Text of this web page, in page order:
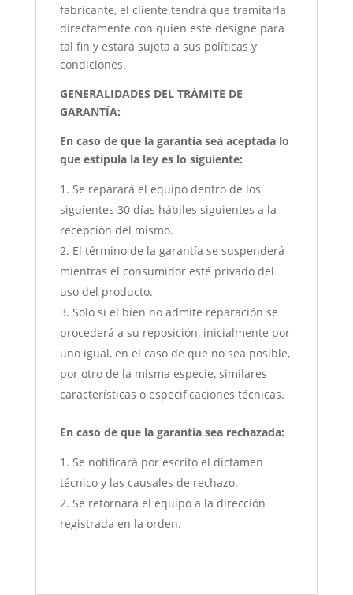
fabricante, el cliente tendrá que tramitarla
directamente con quien este designe para
tal fin y estará sujeta a sus políticas y
condiciones.
GENERALIDADES DEL TRÁMITE DE
GARANTÍA:
En caso de que la garantía sea aceptada lo
que estipula la ley es lo siguiente:
Se reparará el equipo dentro de los
siguientes 30 días hábiles siguientes a la
recepción del mismo.
El término de la garantía se suspenderá
mientras el consumidor esté privado del
uso del producto.
Solo si el bien no admite reparación se
procederá a su reposición, inicialmente por
uno igual, en el caso de que no sea posible,
por otro de la misma especie, similares
características o especificaciones técnicas.
En caso de que la garantía sea rechazada:
Se notificará por escrito el dictamen
técnico y las causales de rechazo.
Se retornará el equipo a la dirección
registrada en la orden.